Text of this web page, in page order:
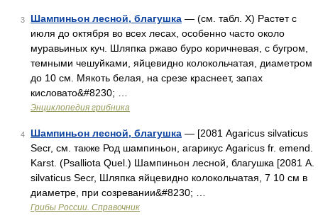
3 Шампиньон лесной, благушка — (см. табл. X) Растет с
июля до октября во всех лесах, особенно часто около
муравьиных куч. Шляпка ржаво буро коричневая, с бугром,
темными чешуйками, яйцевидно колокольчатая, диаметром
до 10 см. Мякоть белая, на срезе краснеет, запах
кисловато&#8230; …
Энциклопедия грибника
4 Шампиньон лесной, благушка — [2081 Agaricus silvaticus
Secr, см. также Род шампиньон, агарикус Agaricus fr. emend.
Karst. (Psalliota Quel.) Шампиньон лесной, благушка [2081 A.
silvaticus Secr, Шляпка яйцевидно колокольчатая, 7 10 см в
диаметре, при созревании&#8230; …
Грибы России. Справочник